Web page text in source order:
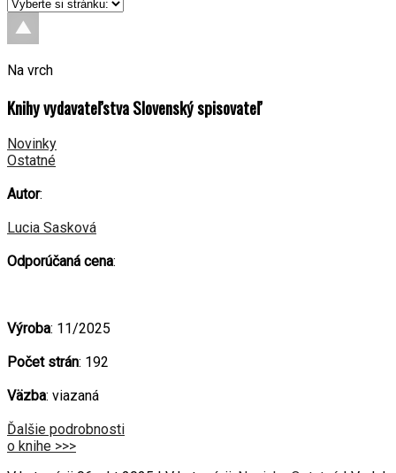
Na vrch
Knihy vydavateľstva Slovenský spisovateľ
Novinky
Ostatné
Autor:
Lucia Sasková
Odporúčaná cena:
Výroba: 11/2025
Počet strán: 192
Väzba: viazaná
Ďalšie podrobnosti
o knihe >>>